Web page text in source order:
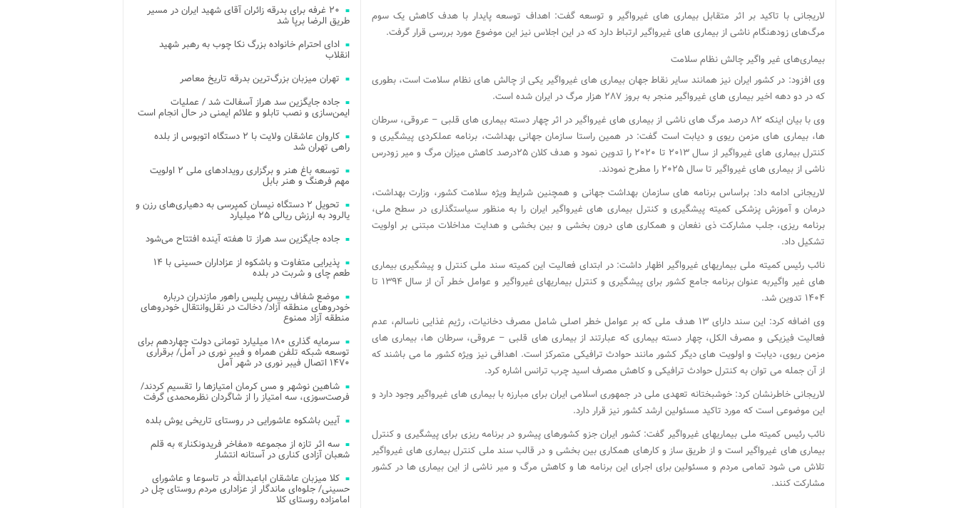
لاریجانی با تاکید بر اثر متقابل بیماری های غیرواگیر و توسعه گفت: اهداف توسعه پایدار با هدف کاهش یک سوم
مرگ‌های زودهنگام ناشی از بیماری های غیرواگیر ارتباط دارد که در این اجلاس نیز این موضوع مورد بررسی قرار گرفت.
بیماری‌های غیر واگیر چالش نظام سلامت
وی افزود: در کشور ایران نیز همانند سایر نقاط جهان بیماری های غیرواگیر یکی از چالش های نظام سلامت است، بطوری
که در دو دهه اخیر بیماری های غیرواگیر منجر به بروز ۲۸۷ هزار مرگ در ایران شده است.
وی با بیان اینکه ۸۲ درصد مرگ های ناشی از بیماری های غیرواگیر در اثر چهار دسته بیماری های قلبی – عروقی، سرطان
ها، بیماری های مزمن ریوی و دیابت است گفت: در همین راستا سازمان جهانی بهداشت، برنامه عملکردی پیشگیری و
کنترل بیماری های غیرواگیر از سال ۲۰۱۳ تا ۲۰۲۰ را تدوین نمود و هدف کلان ۲۵درصد کاهش میزان مرگ و میر زودرس
ناشی از بیماری های غیرواگیر تا سال ۲۰۲۵ را مطرح نمودند.
لاریجانی ادامه داد: براساس برنامه های سازمان بهداشت جهانی و همچنین شرایط ویژه سلامت کشور، وزارت بهداشت،
درمان و آموزش پزشکی کمیته پیشگیری و کنترل بیماری های غیرواگیر ایران را به منظور سیاستگذاری در سطح ملی،
برنامه ریزی، جلب مشارکت ذی نفعان و همکاری های درون بخشی و بین بخشی و هدایت مداخلات مبتنی بر اولویت
تشکیل داد.
نائب رئیس کمیته ملی بیماریهای غیرواگیر اظهار داشت: در ابتدای فعالیت این کمیته سند ملی کنترل و پیشگیری بیماری
های غیر واگیربه عنوان برنامه جامع کشور برای پیشگیری و کنترل بیماریهای غیرواگیر و عوامل خطر آن از سال ۱۳۹۴ تا
۱۴۰۴ تدوین شد.
وی اضافه کرد: این سند دارای ۱۳ هدف ملی که بر عوامل خطر اصلی شامل مصرف دخانیات، رژیم غذایی ناسالم، عدم
فعالیت فیزیکی و مصرف الکل، چهار دسته بیماری که عبارتند از بیماری های قلبی – عروقی، سرطان ها، بیماری های
مزمن ریوی، دیابت و اولویت های دیگر کشور مانند حوادث ترافیکی متمرکز است. اهدافی نیز ویژه کشور ما می باشند که
از آن جمله می توان به کنترل حوادث ترافیکی و کاهش مصرف اسید چرب ترانس اشاره کرد.
لاریجانی خاطرنشان کرد: خوشبختانه تعهدی ملی در جمهوری اسلامی ایران برای مبارزه با بیماری های غیرواگیر وجود دارد و
این موضوعی است که مورد تاکید مسئولین ارشد کشور نیز قرار دارد.
نائب رئیس کمیته ملی بیماریهای غیرواگیر گفت: کشور ایران جزو کشورهای پیشرو در برنامه ریزی برای پیشگیری و کنترل
بیماری های غیرواگیر است و از طریق ساز و کارهای همکاری بین بخشی و در قالب سند ملی کنترل بیماری های غیرواگیر
تلاش می شود تمامی مردم و مسئولین برای اجرای این برنامه ها و کاهش مرگ و میر ناشی از این بیماری ها در کشور
مشارکت کنند.
۲۰ غرفه برای بدرقه زائران آقای شهید ایران در مسیر
طریق الرضا برپا شد
ادای احترام خانواده بزرگ نکا چوب به رهبر شهید
انقلاب
تهران میزبان بزرگ‌ترین بدرقه تاریخ معاصر
جاده جایگزین سد هراز آسفالت شد / عملیات
ایمن‌سازی و نصب تابلو و علائم ایمنی در حال انجام است
کاروان عاشقان ولایت با ۲ دستگاه اتوبوس از بلده
راهی تهران شد
توسعه باغ هنر و برگزاری رویدادهای ملی ۲ اولویت
مهم فرهنگ و هنر بابل
تحویل ۲ دستگاه نیسان کمپرسی به دهیاری‌های رزن و
یالرود به ارزش ریالی ۲۵ میلیارد
جاده جایگزین سد هراز تا هفته آینده افتتاح می‌شود
پذیرایی متفاوت و باشکوه از عزاداران حسینی با ۱۴
طعم چای و شربت در بلده
موضع شفاف رییس پلیس راهور مازندران درباره
خودروهای منطقه آزاد/ دخالت در نقل‌وانتقال خودروهای
منطقه آزاد ممنوع
سرمایه گذاری ۱۸۰ میلیارد تومانی دولت چهاردهم برای
توسعه شبکه تلفن همراه و فیبر نوری در آمل/ برقراری
۱۴۷۰ اتصال فیبر نوری در شهر آمل
شاهین نوشهر و مس کرمان امتیازها را تقسیم کردند/
فرصت‌سوزی، سه امتیاز را از شاگردان نظرمحمدی گرفت
آیین باشکوه عاشورایی در روستای تاریخی یوش بلده
سه اثر تازه از مجموعه «مفاخر فریدونکنار» به قلم
شعبان آزادی کناری در آستانه انتشار
کلا میزبان عاشقان اباعبدالله در تاسوعا و عاشورای
حسینی/ جلوه‌ای ماندگار از عزاداری مردم روستای چل در
امامزاده روستای کلا